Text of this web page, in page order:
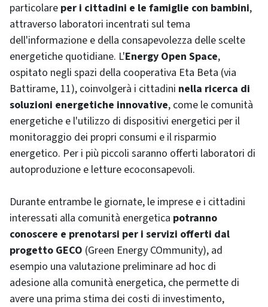
particolare per i cittadini e le famiglie con bambini,
attraverso laboratori incentrati sul tema
dell'informazione e della consapevolezza delle scelte
energetiche quotidiane. L'Energy Open Space,
ospitato negli spazi della cooperativa Eta Beta (via
Battirame, 11), coinvolgerà i cittadini nella ricerca di
soluzioni energetiche innovative, come le comunità
energetiche e l'utilizzo di dispositivi energetici per il
monitoraggio dei propri consumi e il risparmio
energetico. Per i più piccoli saranno offerti laboratori di
autoproduzione e letture ecoconsapevoli.
Durante entrambe le giornate, le imprese e i cittadini
interessati alla comunità energetica potranno
conoscere e prenotarsi per i servizi offerti dal
progetto GECO (Green Energy COmmunity), ad
esempio una valutazione preliminare ad hoc di
adesione alla comunità energetica, che permette di
avere una prima stima dei costi di investimento,